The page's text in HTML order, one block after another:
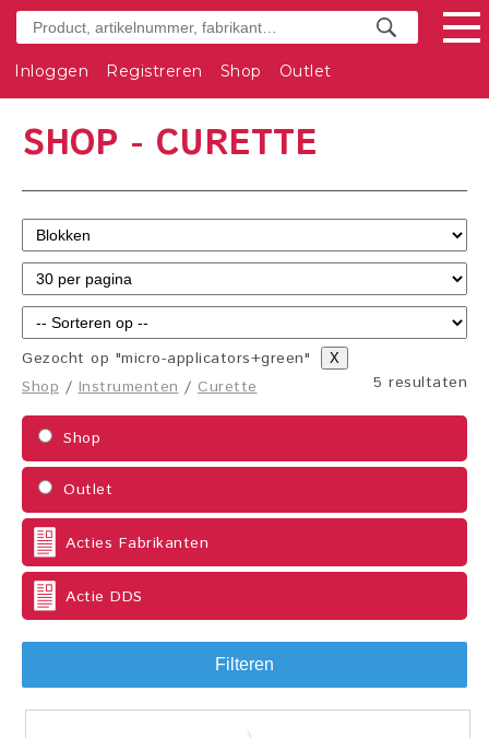
Inloggen Registreren Shop Outlet
SHOP - CURETTE
Gezocht op "micro-applicators+green" X
5 resultaten
Shop /Instrumenten/ Curette
Shop
Outlet
Acties Fabrikanten
Actie DDS
Filteren